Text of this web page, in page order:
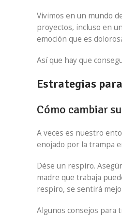
Vivimos en un mundo
proyectos, incluso en
emoción que es
Así que hay que
Estrategias
Cómo cambiar
A veces es nuestro
enojado por la trampa
Dése un respiro.
madre que trabaja
respiro, se sentirá
Algunos consejos para